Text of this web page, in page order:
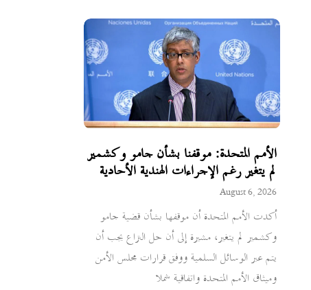
الأمم المتحدة: موقفنا بشأن جامو وكشمير
لم يتغير رغم الإجراءات الهندية الأحادية
August 6, 2026
أكدت الأمم المتحدة أن موقفها بشأن قضية جامو
وكشمير لم يتغير، مشيرة إلى أن حل النزاع يجب أن
يتم عبر الوسائل السلمية ووفق قرارات مجلس الأمن
وميثاق الأمم المتحدة واتفاقية شملا